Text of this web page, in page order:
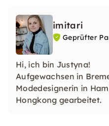
imitari
Geprüfter
Hi, ich bin Justyna!
Aufgewachsen in
Modedesignerin in
Hongkong gearbeitet.